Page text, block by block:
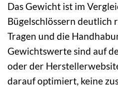
Das Gewicht ist im
Bügelschlössern deutlich
Tragen und die
Gewichtswerte sind auf
oder der
darauf optimiert, keine